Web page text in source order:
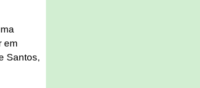
em
Santos,